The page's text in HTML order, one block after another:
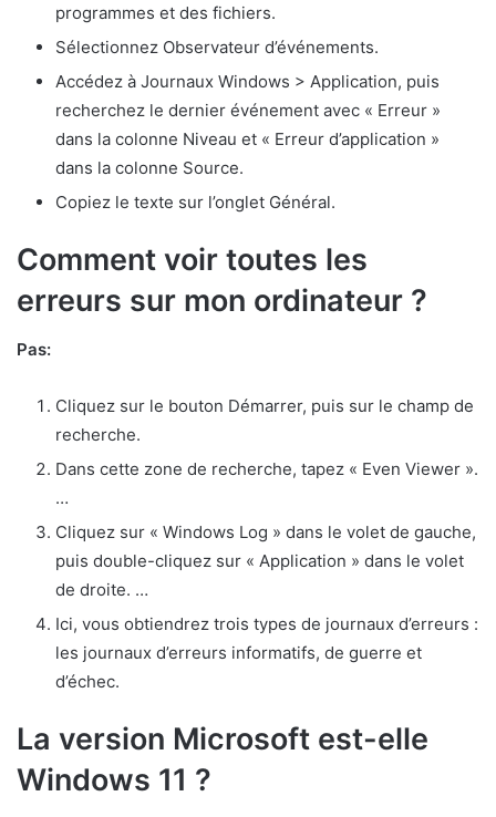
programmes et des fichiers.
Sélectionnez Observateur d’événements.
Accédez à Journaux Windows > Application, puis
recherchez le dernier événement avec « Erreur »
dans la colonne Niveau et « Erreur d’application »
dans la colonne Source.
Copiez le texte sur l’onglet Général.
Comment voir toutes les
erreurs sur mon ordinateur ?
Pas:
Cliquez sur le bouton Démarrer, puis sur le champ de
recherche.
Dans cette zone de recherche, tapez « Even Viewer ».
…
Cliquez sur « Windows Log » dans le volet de gauche,
puis double-cliquez sur « Application » dans le volet
de droite. …
Ici, vous obtiendrez trois types de journaux d’erreurs :
les journaux d’erreurs informatifs, de guerre et
d’échec.
La version Microsoft est-elle
Windows 11 ?